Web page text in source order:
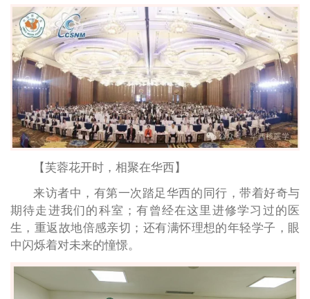
【芙蓉花开时，相聚在华西】
来访者中，有第一次踏足华西的同行，带着好奇与
期待走进我们的科室；有曾经在这里进修学习过的医
生，重返故地倍感亲切；还有满怀理想的年轻学子，眼
中闪烁着对未来的憧憬。